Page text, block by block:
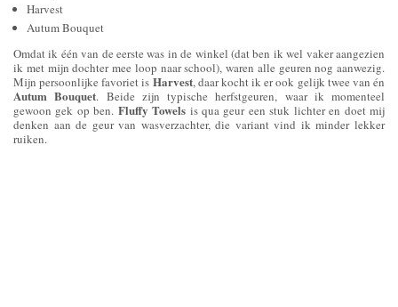
Harvest
Autum Bouquet
Omdat ik één van de eerste was in de winkel (dat ben ik wel vaker aangezien
ik met mijn dochter mee loop naar school), waren alle geuren nog aanwezig.
Mijn persoonlijke favoriet is Harvest, daar kocht ik er ook gelijk twee van én
Autum Bouquet. Beide zijn typische herfstgeuren, waar ik momenteel
gewoon gek op ben. Fluffy Towels is qua geur een stuk lichter en doet mij
denken aan de geur van wasverzachter, die variant vind ik minder lekker
ruiken.